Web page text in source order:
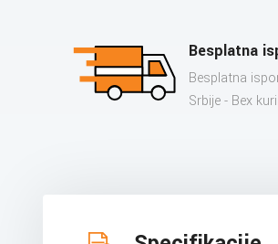
Besplatna
Besplatna
Srbije - Bex